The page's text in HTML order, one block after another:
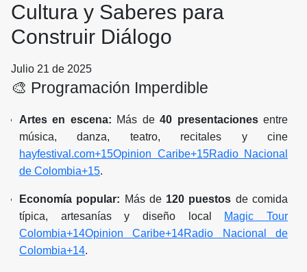
Cultura y Saberes para
Construir Diálogo
Julio 21 de 2025
🎨 Programación Imperdible
Artes en escena: Más de40 presentacionesentre
música, danza, teatro, recitales y cine
hayfestival.com+15Opinion Caribe+15Radio Nacional
de Colombia+15.
Economía popular: Más de 120 puestos de comida
típica, artesanías y diseño local Magic Tour
Colombia+14Opinion Caribe+14Radio Nacional de
Colombia+14.